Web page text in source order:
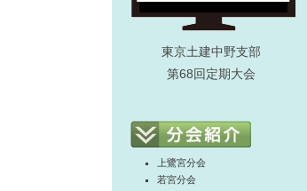
東京土建中野支部
第68回定期大会
上鷺宮分会
若宮分会